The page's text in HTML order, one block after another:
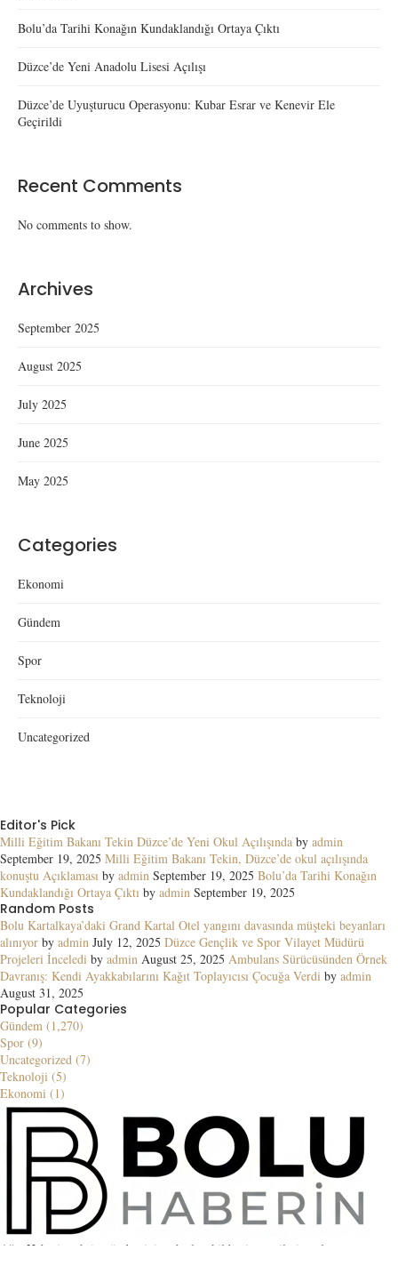
Bolu’da Tarihi Konağın Kundaklandığı Ortaya Çıktı
Düzce’de Yeni Anadolu Lisesi Açılışı
Düzce’de Uyuşturucu Operasyonu: Kubar Esrar ve Kenevir Ele
Geçirildi
Recent Comments
No comments to show.
Archives
September 2025
August 2025
July 2025
June 2025
May 2025
Categories
Ekonomi
Gündem
Spor
Teknoloji
Uncategorized
Editor's Pick
Milli Eğitim Bakanı Tekin Düzce’de Yeni Okul Açılışında by admin
September 19, 2025 Milli Eğitim Bakanı Tekin, Düzce’de okul açılışında
konuştu Açıklaması by admin September 19, 2025 Bolu’da Tarihi Konağın
Kundaklandığı Ortaya Çıktı by admin September 19, 2025
Random Posts
Bolu Kartalkaya’daki Grand Kartal Otel yangını davasında müşteki beyanları
alınıyor by admin July 12, 2025 Düzce Gençlik ve Spor Vilayet Müdürü
Projeleri İnceledi by admin August 25, 2025 Ambulans Sürücüsünden Örnek
Davranış: Kendi Ayakkabılarını Kağıt Toplayıcısı Çocuğa Verdi by admin
August 31, 2025
Popular Categories
Gündem (1,270)
Spor (9)
Uncategorized (7)
Teknoloji (5)
Ekonomi (1)
Ağrı Haberin şehrin gündemini en hızlı şekilde ziyaretçilerine ulaştıran